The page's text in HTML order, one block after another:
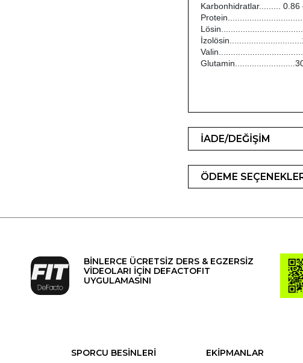
Karbonhidratlar......... 0.86
İADE/DEĞİŞİM
ÖDEME
BİNLERCE ÜCRETSİZ DERS & EGZERSİZ
VİDEOLARI İÇİN DEFACTOFIT
UYGULAMASINI
SPORCU BESİNLERİ
EKİPMANLAR